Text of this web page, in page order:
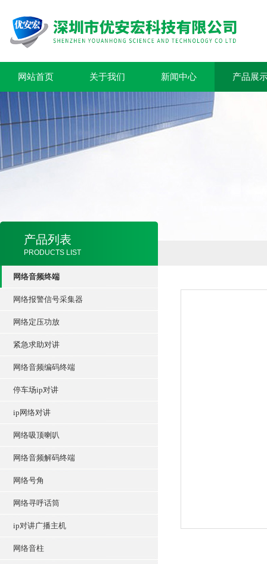
网站首页 关于我们 新闻中心 产品展
产品列表
PRODUCTS LIST
网络音频终端
网络报警信号采集器
网络定压功放
紧急求助对讲
网络音频编码终端
停车场ip对讲
ip网络对讲
网络吸顶喇叭
网络音频解码终端
网络号角
网络寻呼话筒
ip对讲广播主机
网络音柱